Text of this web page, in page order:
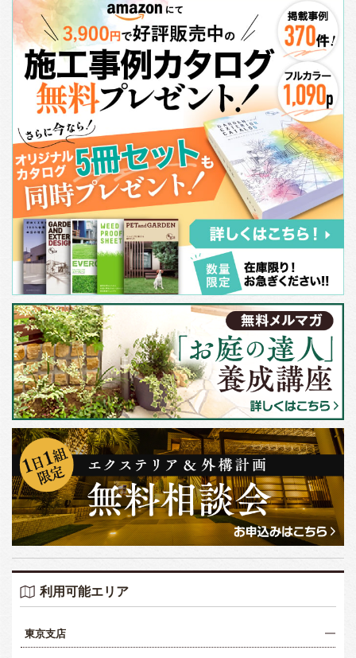
利用可能エリア
東京支店